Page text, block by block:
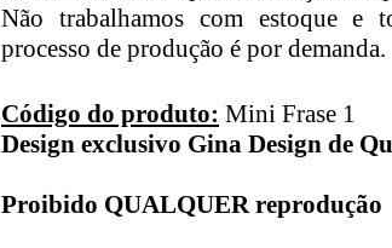
Não trabalhamos com estoque e
processo de produção é por demanda.
Código do produto: Mini Frase 1
Design exclusivo Gina Design de
Proibido QUALQUER reprodução